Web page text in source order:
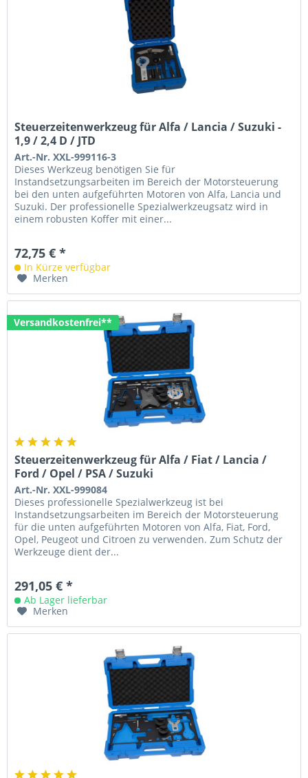
Steuerzeitenwerkzeug für Alfa / Lancia / Suzuki -
1,9 / 2,4 D / JTD
Art.-Nr. XXL-999116-3
Dieses Werkzeug benötigen Sie für
Instandsetzungsarbeiten im Bereich der Motorsteuerung
bei den unten aufgeführten Motoren von Alfa, Lancia und
Suzuki. Der professionelle Spezialwerkzeugsatz wird in
einem robusten Koffer mit einer...
72,75 € *
In Kürze verfügbar
Merken
Versandkostenfrei**
Steuerzeitenwerkzeug für Alfa / Fiat / Lancia /
Ford / Opel / PSA / Suzuki
Art.-Nr. XXL-999084
Dieses professionelle Spezialwerkzeug ist bei
Instandsetzungsarbeiten im Bereich der Motorsteuerung
für die unten aufgeführten Motoren von Alfa, Fiat, Ford,
Opel, Peugeot und Citroen zu verwenden. Zum Schutz der
Werkzeuge dient der...
291,05 € *
Ab Lager lieferbar
Merken